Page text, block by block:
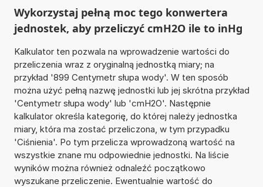
Wykorzystaj pełną moc tego konwertera
jednostek, aby przeliczyć cmH2O ile to inHg
Kalkulator ten pozwala na wprowadzenie wartości do
przeliczenia wraz z oryginalną jednostką miary; na
przykład '899 Centymetr słupa wody'. W ten sposób
można użyć pełną nazwę jednostki lub jej skrótna przykład
'Centymetr słupa wody' lub 'cmH2O'. Następnie
kalkulator określa kategorię, do której należy jednostka
miary, która ma zostać przeliczona, w tym przypadku
'Ciśnienia'. Po tym przelicza wprowadzoną wartość na
wszystkie znane mu odpowiednie jednostki. Na liście
wyników można również odnaleźć początkowo
wyszukane przeliczenie. Ewentualnie wartość do